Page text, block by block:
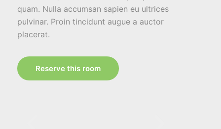
quam. Nulla accumsan sapien eu ultrices
pulvinar. Proin tincidunt augue a auctor
placerat.
Reserve this room